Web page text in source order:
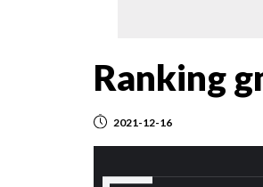
Ranking
2021-12-16